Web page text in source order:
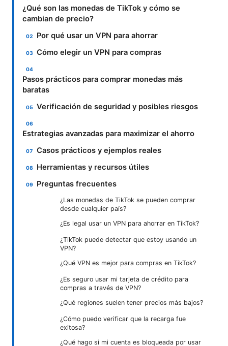
¿Qué son las monedas de TikTok y cómo se
cambian de precio?
Por qué usar un VPN para ahorrar
Cómo elegir un VPN para compras
Pasos prácticos para comprar monedas más
baratas
Verificación de seguridad y posibles riesgos
Estrategias avanzadas para maximizar el ahorro
Casos prácticos y ejemplos reales
Herramientas y recursos útiles
Preguntas frecuentes
¿Las monedas de TikTok se pueden comprar
desde cualquier país?
¿Es legal usar un VPN para ahorrar en TikTok?
¿TikTok puede detectar que estoy usando un
VPN?
¿Qué VPN es mejor para compras en TikTok?
¿Es seguro usar mi tarjeta de crédito para
compras a través de VPN?
¿Qué regiones suelen tener precios más bajos?
¿Cómo puedo verificar que la recarga fue
exitosa?
¿Qué hago si mi cuenta es bloqueada por usar